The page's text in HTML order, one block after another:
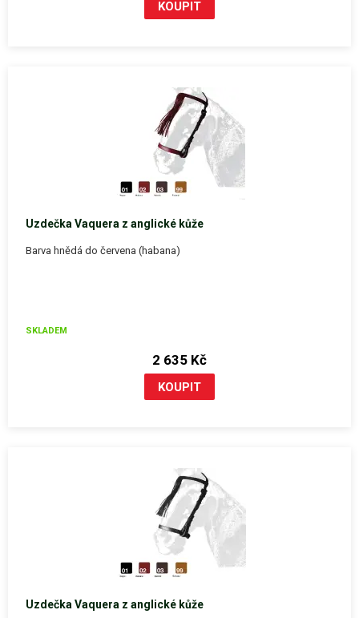
Uzdečka Vaquera z anglické kůže
Barva hnědá do červena (habana)
SKLADEM
2 635 Kč
Uzdečka Vaquera z anglické kůže